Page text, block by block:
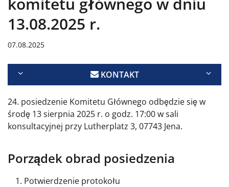
13.08.2025 r.
07.08.2025
KONTAKT
24. posiedzenie Komitetu Głównego odbędzie się w
środę 13 sierpnia 2025 r. o godz. 17:00 w sali
konsultacyjnej przy Lutherplatz 3, 07743 Jena.
Porządek obrad posiedzenia
Potwierdzenie protokołu